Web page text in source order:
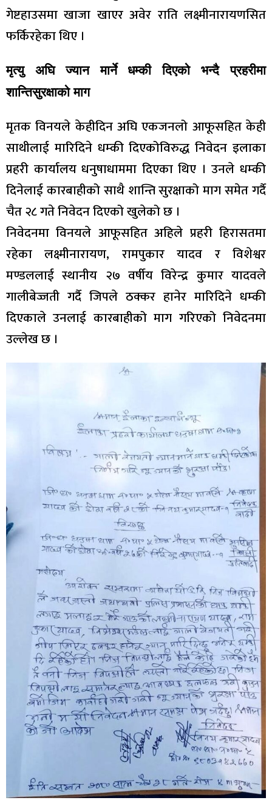
गेष्टहाउसमा खाजा खाएर अवेर राति लक्ष्मीनारायणसित
फर्किरहेका थिए ।
मृत्यु अघि ज्यान मार्ने धम्की दिएको भन्दै प्रहरीमा
शान्तिसुरक्षाको माग
मृतक विनयले केहीदिन अघि एकजनलो आफूसहित केही
साथीलाई मारिदिने धम्की दिएकोविरुद्ध निवेदन इलाका
प्रहरी कार्यालय धनुषाधाममा दिएका थिए । उनले धम्की
दिनेलाई कारबाहीको साथै शान्ति सुरक्षाको माग समेत गर्दै
चैत २८ गते निवेदन दिएको खुलेको छ ।
निवेदनमा विनयले आफूसहित अहिले प्रहरी हिरासतमा
रहेका लक्ष्मीनारायण, रामपुकार यादव र विशेश्वर
मण्डललाई स्थानीय २७ वर्षीय विरेन्द्र कुमार यादवले
गालीबेज्जती गर्दै जिपले ठक्कर हानेर मारिदिने धम्की
दिएकाले उनलाई कारबाहीको माग गरिएको निवेदनमा
उल्लेख छ ।